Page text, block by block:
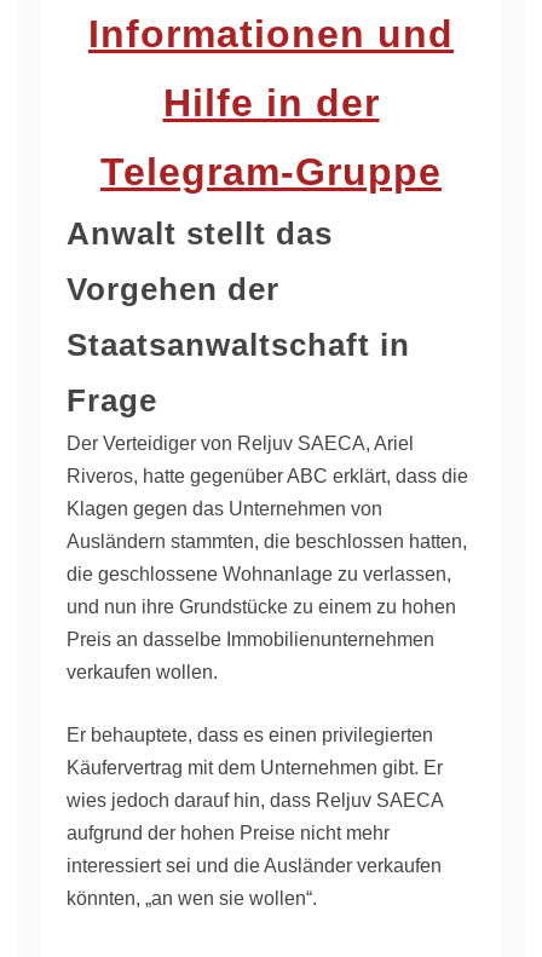
Informationen und
Hilfe in der
Telegram-Gruppe
Anwalt stellt das
Vorgehen der
Staatsanwaltschaft in
Frage
Der Verteidiger von Reljuv SAECA, Ariel
Riveros, hatte gegenüber ABC erklärt, dass die
Klagen gegen das Unternehmen von
Ausländern stammten, die beschlossen hatten,
die geschlossene Wohnanlage zu verlassen,
und nun ihre Grundstücke zu einem zu hohen
Preis an dasselbe Immobilienunternehmen
verkaufen wollen.
Er behauptete, dass es einen privilegierten
Käufervertrag mit dem Unternehmen gibt. Er
wies jedoch darauf hin, dass Reljuv SAECA
aufgrund der hohen Preise nicht mehr
interessiert sei und die Ausländer verkaufen
könnten, „an wen sie wollen“.